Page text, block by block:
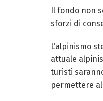
Il fondo non
sforzi di
L’alpinismo
attuale
turisti
permettere